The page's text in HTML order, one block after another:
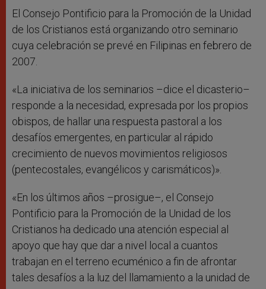
El Consejo Pontificio para la Promoción de la Unidad
de los Cristianos está organizando otro seminario
cuya celebración se prevé en Filipinas en febrero de
2007.
«La iniciativa de los seminarios –dice el dicasterio–
responde a la necesidad, expresada por los propios
obispos, de hallar una respuesta pastoral a los
desafíos emergentes, en particular al rápido
crecimiento de nuevos movimientos religiosos
(pentecostales, evangélicos y carismáticos)».
«En los últimos años –prosigue–, el Consejo
Pontificio para la Promoción de la Unidad de los
Cristianos ha dedicado una atención especial al
apoyo que hay que dar a nivel local a cuantos
trabajan en el terreno ecuménico a fin de afrontar
tales desafíos a la luz del llamamiento a la unidad de